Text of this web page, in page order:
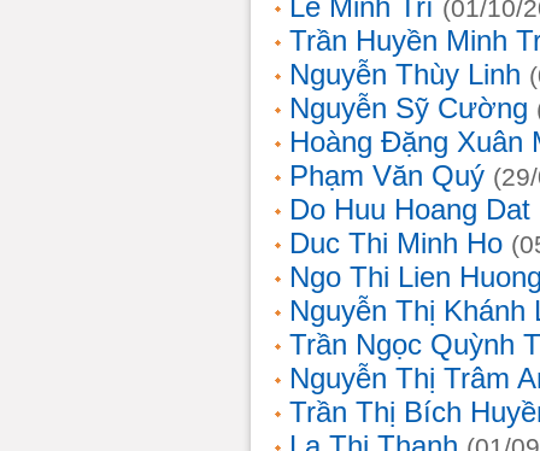
Lê Minh Trí (01/10/
Trần Huyền Minh
Nguyễn Thùy Linh
Nguyễn Sỹ Cường
Hoàng Đặng Xuân
Phạm Văn Quý
Do Huu Hoang Dat
Duc Thi Minh Ho
Ngo Thi Lien
Nguyễn Thị Khánh
Trần Ngọc Quỳnh
Nguyễn Thị Trâm
Trần Thị Bích